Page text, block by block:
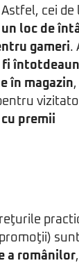
cei
un loc de
gameri.
în magazin
premii
a românilor